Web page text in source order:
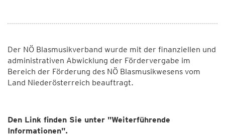
Der NÖ Blasmusikverband wurde mit der finanziellen und
administrativen Abwicklung der Fördervergabe im
Bereich der Förderung des NÖ Blasmusikwesens vom
Land Niederösterreich beauftragt.
Den Link finden Sie unter "Weiterführende
Informationen".